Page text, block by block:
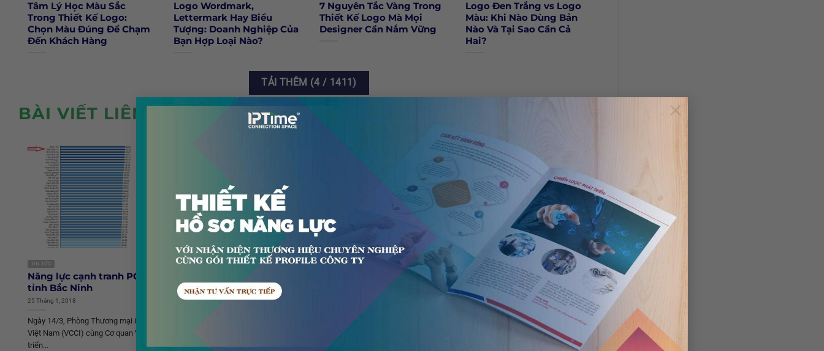
×
Tâm Lý Học Màu Sắc
Trong Thiết Kế Logo:
Chọn Màu Đúng Để Chạm
Đến Khách Hàng
Logo Wordmark,
Lettermark Hay Biểu
Tượng: Doanh Nghiệp Của
Bạn Hợp Loại Nào?
7 Nguyên Tắc Vàng Trong
Thiết Kế Logo Mà Mọi
Designer Cần Nắm Vững
Logo Đen Trắng vs Logo
Màu: Khi Nào Dùng Bản
Nào Và Tại Sao Cần Cả
Hai?
TẢI THÊM (4 / 1411)
BÀI VIẾT LIÊN QUAN
TIN TỨC
Năng lực cạnh tranh PCI 2016 của
tỉnh Bắc Ninh
25 Tháng 1, 2018
Ngày 14/3, Phòng Thương mại & Công nghiệp
Việt Nam (VCCI) cùng Cơ quan Viện trợ phát
triển...
TIN TỨC CHUNG
Bộ Nhận Diện Thương Hiệu Gồm
Những Gì? Hướng Dẫn Đầy Đủ
Cho Doanh Nghiệp Mới
Đây là câu hỏi mà rất nhiều doanh nghiệp mới
đang thắc mắc: “Tôi cần làm hết những...
CẨM NANG THIẾT KẾ TIN TỨC
Thiết kế thi công backdrop văn
phòng công ty
29 Tháng 5, 2020
Biển backdrop văn phòng công ty Bạn là người
sở hữu một công ty tư nhân, bạn là...